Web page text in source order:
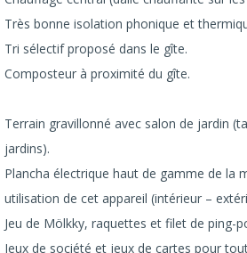
Très bonne isolation phonique et
Tri sélectif proposé dans le gîte.
Composteur à proximité du gîte.
Terrain gravillonné avec salon de jardin
jardins).
Plancha électrique haut de gamme de la
utilisation de cet appareil (intérieur –
Jeu de Mölkky, raquettes et filet de ping-
Jeux de société et jeux de cartes pour